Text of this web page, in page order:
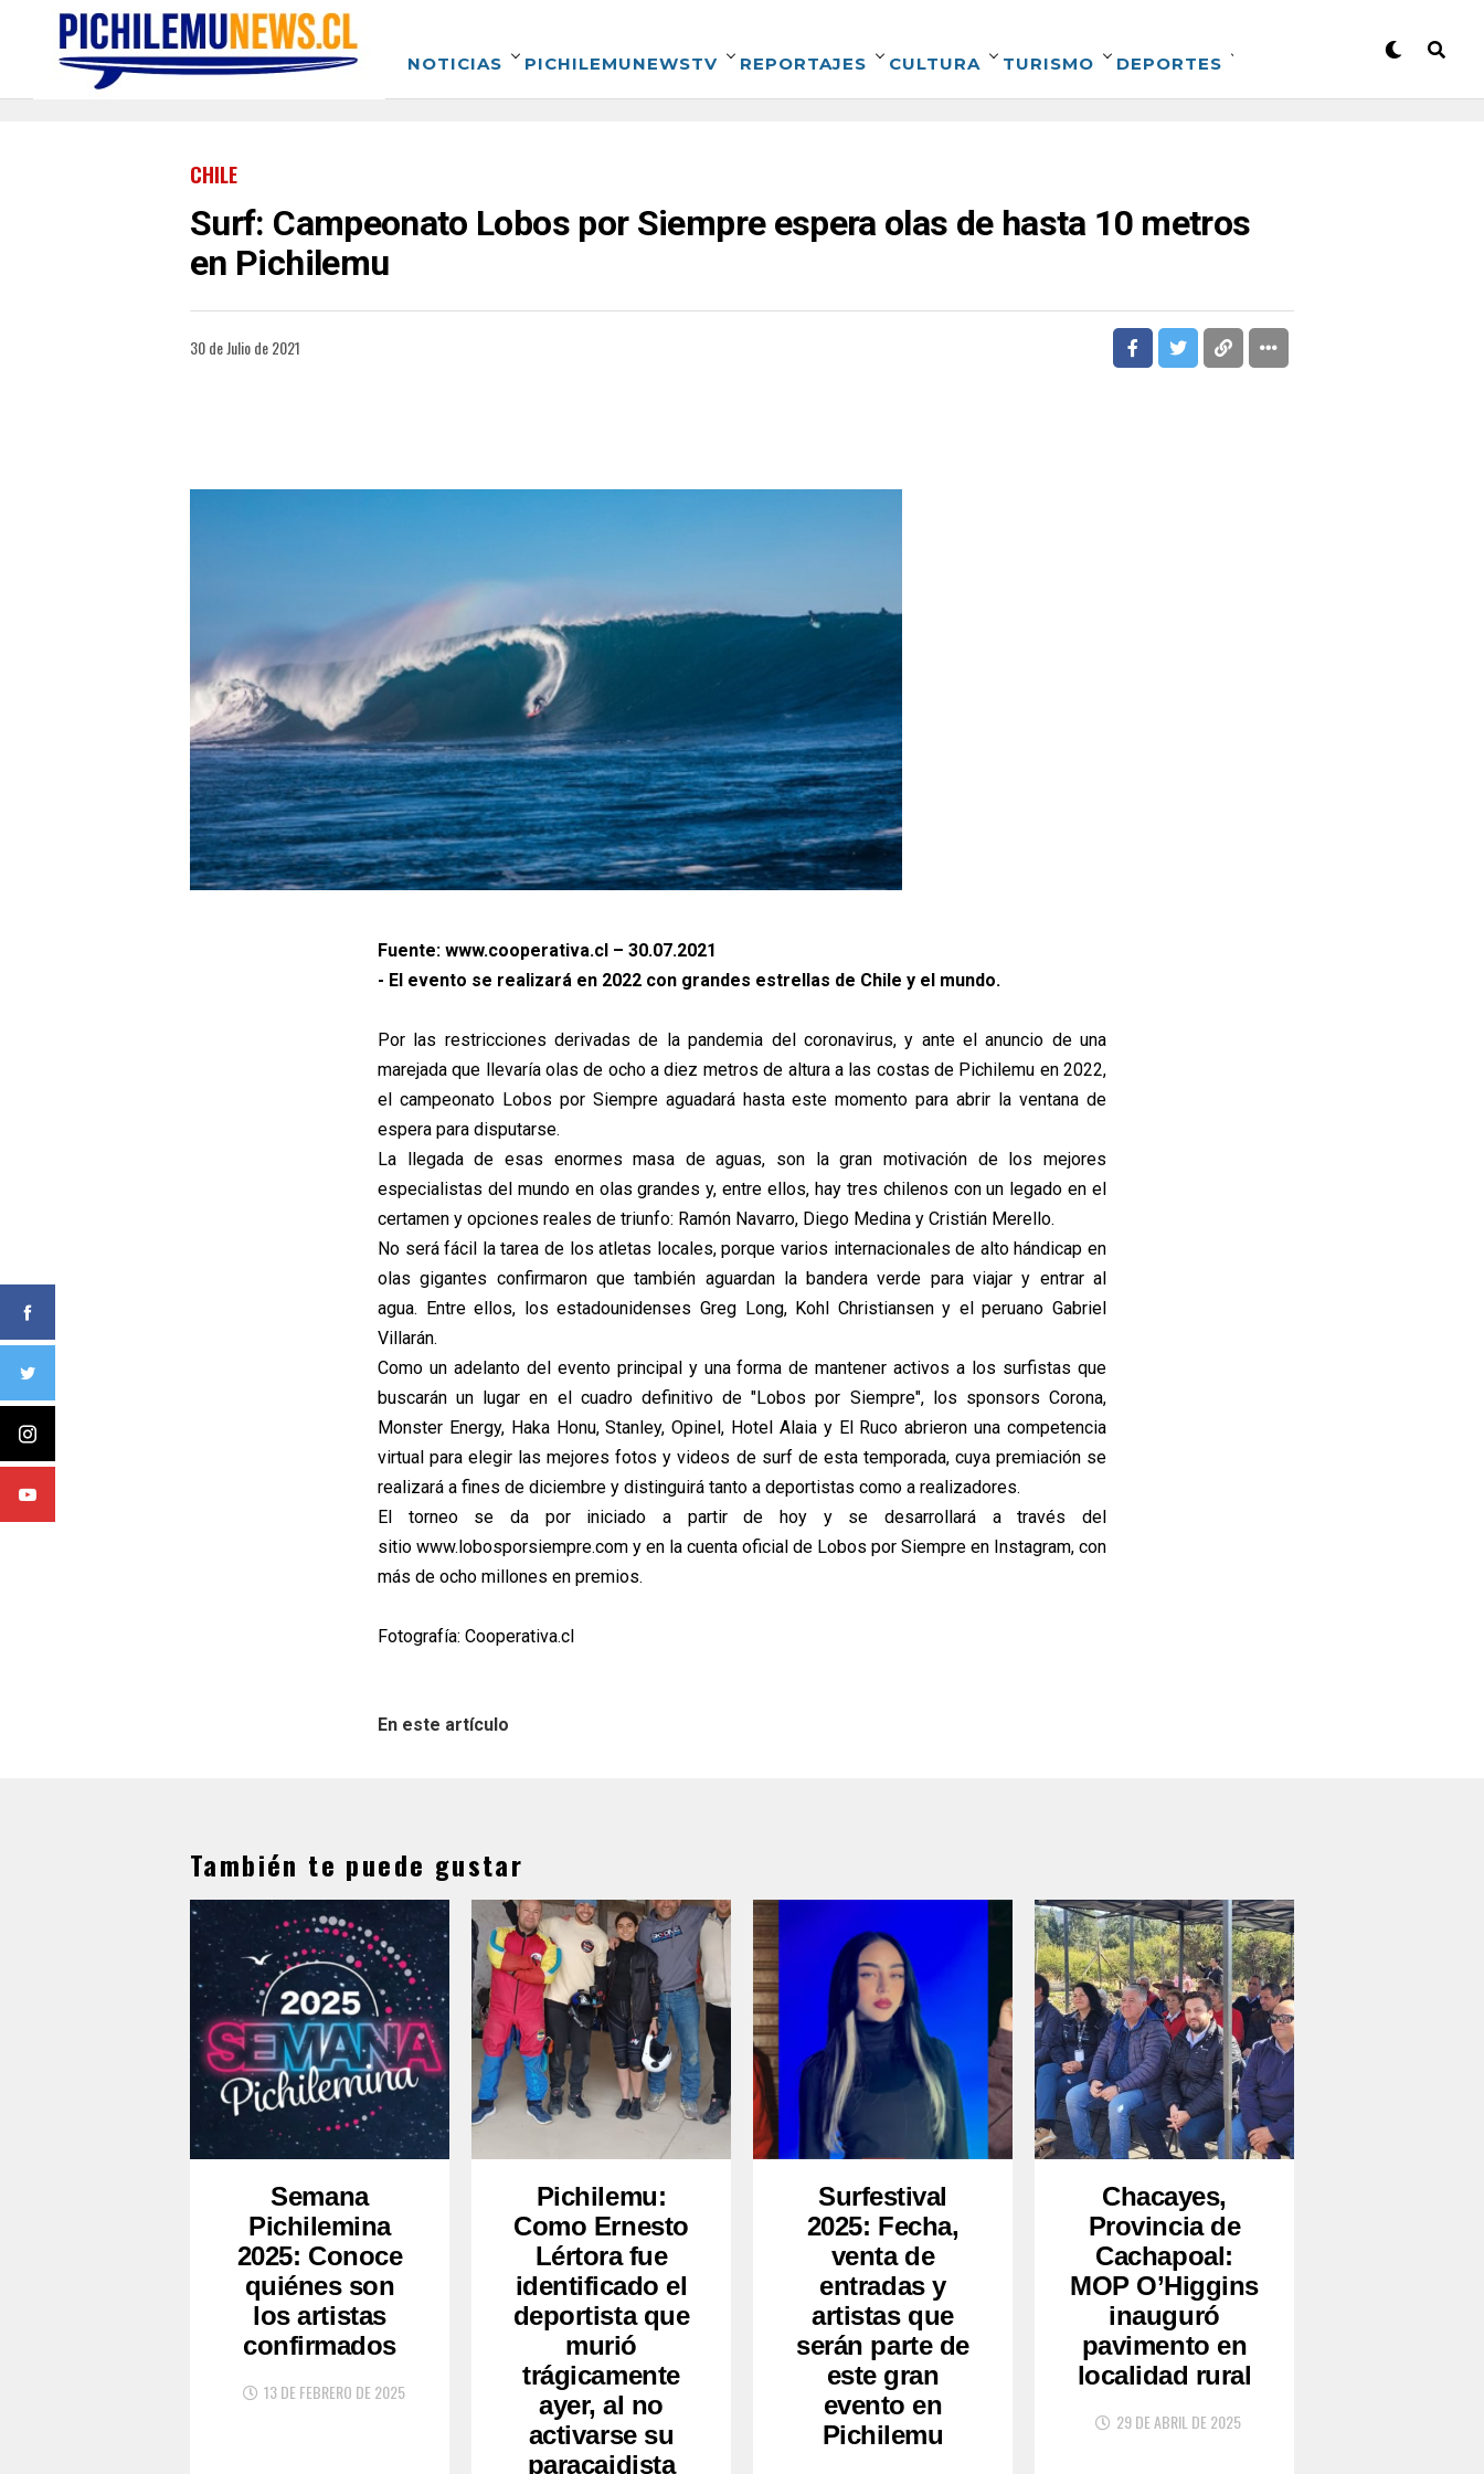
NOTICIAS PICHILEMUNEWSTV REPORTAJES CULTURA TURISMO DEPORTES
CHILE
Surf: Campeonato Lobos por Siempre espera olas de hasta 10 metros
en Pichilemu
30 de Julio de 2021
Fuente: www.cooperativa.cl – 30.07.2021
- El evento se realizará en 2022 con grandes estrellas de Chile y el mundo.
Por las restricciones derivadas de la pandemia del coronavirus, y ante el anuncio de una
marejada que llevaría olas de ocho a diez metros de altura a las costas de Pichilemu en 2022,
el campeonato Lobos por Siempre aguadará hasta este momento para abrir la ventana de
espera para disputarse.
La llegada de esas enormes masa de aguas, son la gran motivación de los mejores
especialistas del mundo en olas grandes y, entre ellos, hay tres chilenos con un legado en el
certamen y opciones reales de triunfo: Ramón Navarro, Diego Medina y Cristián Merello.
No será fácil la tarea de los atletas locales, porque varios internacionales de alto hándicap en
olas gigantes confirmaron que también aguardan la bandera verde para viajar y entrar al
agua. Entre ellos, los estadounidenses Greg Long, Kohl Christiansen y el peruano Gabriel
Villarán.
Como un adelanto del evento principal y una forma de mantener activos a los surfistas que
buscarán un lugar en el cuadro definitivo de "Lobos por Siempre", los sponsors Corona,
Monster Energy, Haka Honu, Stanley, Opinel, Hotel Alaia y El Ruco abrieron una competencia
virtual para elegir las mejores fotos y videos de surf de esta temporada, cuya premiación se
realizará a fines de diciembre y distinguirá tanto a deportistas como a realizadores.
El torneo se da por iniciado a partir de hoy y se desarrollará a través del
sitio www.lobosporsiempre.com y en la cuenta oficial de Lobos por Siempre en Instagram, con
más de ocho millones en premios.
Fotografía: Cooperativa.cl
En este artículo
También te puede gustar
Semana
Pichilemina
2025: Conoce
quiénes son
los artistas
confirmados
13 DE FEBRERO DE 2025
Pichilemu:
Como Ernesto
Lértora fue
identificado el
deportista que
murió
trágicamente
ayer, al no
activarse su
paracaidista
Surfestival
2025: Fecha,
venta de
entradas y
artistas que
serán parte de
este gran
evento en
Pichilemu
Chacayes,
Provincia de
Cachapoal:
MOP O’Higgins
inauguró
pavimento en
localidad rural
29 DE ABRIL DE 2025